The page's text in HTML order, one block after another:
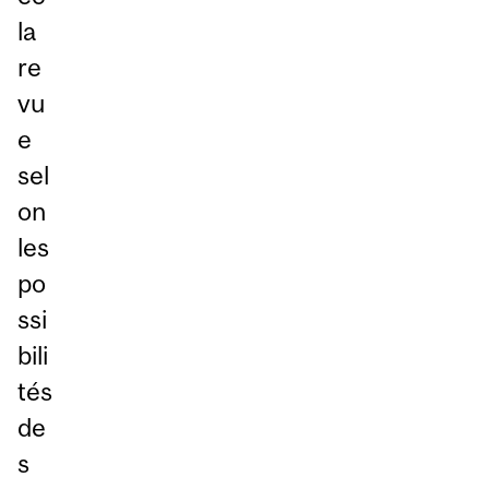
la
re
vu
e
sel
on
les
po
ssi
bili
tés
de
s